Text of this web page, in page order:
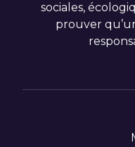
sociales,
prouver